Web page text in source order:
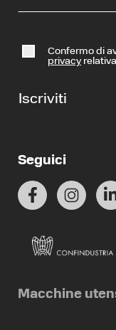
Confermo di
privacy
Iscriviti
Seguici
Macchine